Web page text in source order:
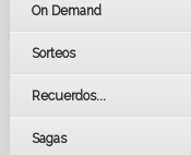
On Demand
Sorteos
Recuerdos...
Sagas